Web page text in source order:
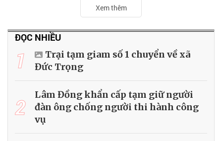
Xem thêm
ĐỌC NHIỀU
1
Trại tạm giam số 1 chuyển về xã
Đức Trọng
2
Lâm Đồng khẩn cấp tạm giữ người
đàn ông chống người thi hành công
vụ